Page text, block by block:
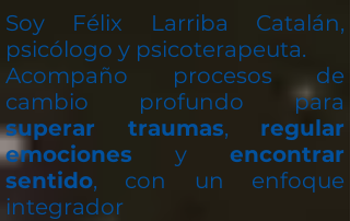
Soy Félix Larriba Catalán,
psicólogo y psicoterapeuta.
Acompaño procesos de
cambio profundo para
superar traumas, regular
emociones y encontrar
sentido, con un enfoque
integrador